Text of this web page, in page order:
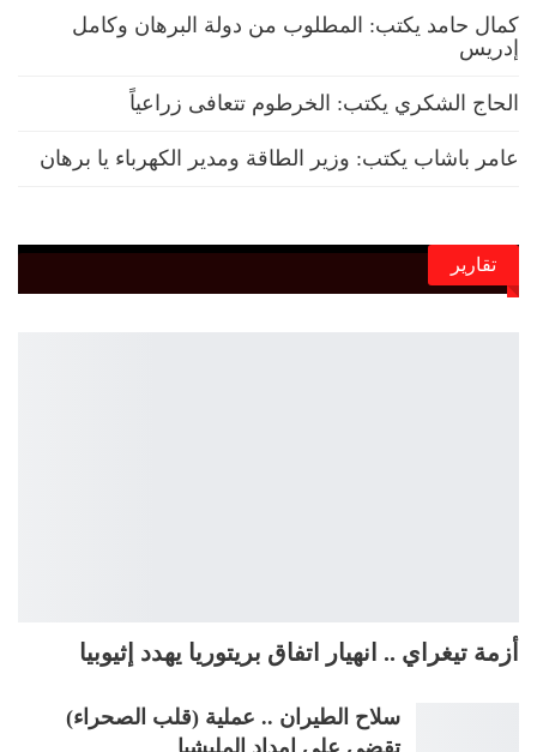
كمال حامد يكتب: المطلوب من دولة البرهان وكامل
إدريس
الحاج الشكري يكتب: الخرطوم تتعافى زراعياً
عامر باشاب يكتب: وزير الطاقة ومدير الكهرباء يا برهان
تقارير
أزمة تيغراي .. انهيار اتفاق بريتوريا يهدد إثيوبيا
سلاح الطيران .. عملية (قلب الصحراء)
تقضي على إمداد المليشيا